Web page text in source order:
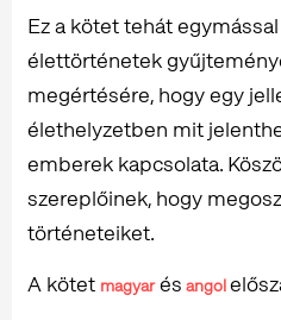
Ez a kötet tehát
élettörténetek
megértésére, hogy egy
élethelyzetben mit
emberek kapcsolata.
szereplőinek, hogy
történeteiket.
A kötet magyarés angol